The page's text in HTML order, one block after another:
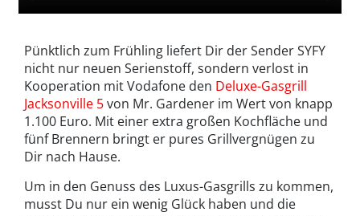
Pünktlich zum Frühling liefert Dir der Sender SYFY
nicht nur neuen Serienstoff, sondern verlost in
Kooperation mit Vodafone den Deluxe-Gasgrill
Jacksonville 5von Mr. Gardener im Wert von knapp
1.100 Euro. Mit einer extra großen Kochfläche und
fünf Brennern bringt er pures Grillvergnügen zu
Dir nach Hause.
Um in den Genuss des Luxus-Gasgrills zu kommen,
musst Du nur ein wenig Glück haben und die